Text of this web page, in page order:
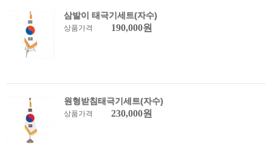
삼발이 태극기세트(자수)
상품가격 190,000원
원형받침태극기세트(자수)
상품가격 230,000원